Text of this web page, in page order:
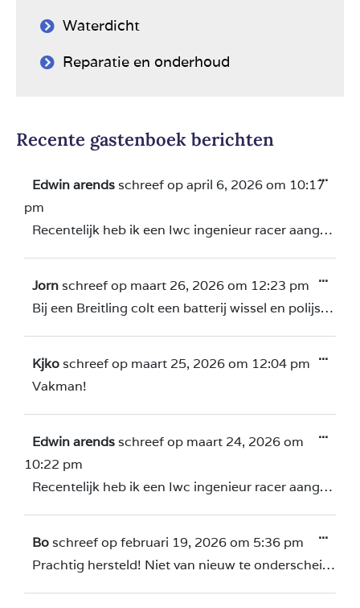
Waterdicht
Reparatie en onderhoud
Recente gastenboek berichten
Edwin arendsschreef opapril 6, 2026om 10:17
pm
Recentelijk heb ik een Iwc ingenieur racer aangeschaft. Het horloge vertoonde duidelijke gebruikssporen. Na de koop ging ik toch twijfelen of ik er verstandig aan had gedaan. Na speurwerk bij dik en Olga uitgekomen en het horloge gebracht om de beschadigingen te herstellen. Na een tijdje het bericht dat het horloge klaar is. Spannend! Je hoopt dat de beschadigingen zoveel mogelijk weg zijn en dat je weer blij bent bent met het horloge. Toen ik het horloge weer zag na de herstelwerkzaamheden kon ik mijn ogen bijna niet geloven. Wat mooi zeg. Wat een vakman! Ik ben nu super blij en tevreden met het horloge. Dik heeft een filmpje gemaakt dat op de site staat als je het zelf wilt zien. Ik durf Dik aan iedereen zonder voorbehoud aan te bevelen. Je kostbare horloge is hier in vertrouwde en vakkundige handen. Dik enorm bedankt!!!
...
Jornschreef op maart 26, 2026om 12:23 pm
Bij een Breitling colt een batterij wissel en polijstbeurt laten uitvoeren, horloge is werkelijk als nieuw! Goede communicatie, vakman 1ste klas.
...
Kjkoschreef op maart 25, 2026om 12:04 pm
Vakman!
...
Edwin arendsschreef op maart 24, 2026om
10:22 pm
Recentelijk heb ik een Iwc ingenieur racer aangeschaft. Het horloge vertoonde duidelijke gebruikssporen. Na de koop ging ik toch twijfelen of ik er verstandig aan had gedaan. Na speurwerk bij Dik en Olga uitgekomen en het horloge gebracht om de beschadigingen te herstellen. Na een tijdje het bericht dat het horloge klaar is. Spannend! Je hoopt dat de beschadigingen zoveel mogelijk weg zijn en dat je weer blij bent bent met het horloge. Toen ik het horloge weer zag na de herstelwerkzaamheden kon ik mijn ogen bijna niet geloven. Wat mooi zeg. Wat een vakman! Ik ben nu super blij en tevreden met het horloge. Dik heeft een filmpje gemaakt dat op de site staat als je het zelf wilt zien. Ik durf Dik aan iedereen zonder voorbehoud aan te bevelen. Je kostbare horloge is hier in vertrouwde en vakkundige handen. Dik enorm bedankt!!!
...
Boschreef opfebruari 19, 2026om 5:36 pm
Prachtig hersteld! Niet van nieuw te onderscheiden. Zeker een aanrader!
...